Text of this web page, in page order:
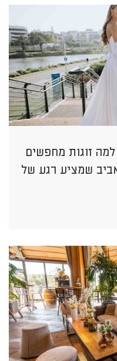
זוגות מחפשים
שמציע רגע של